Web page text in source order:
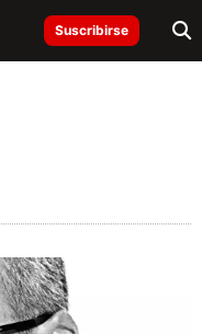
Suscribirse